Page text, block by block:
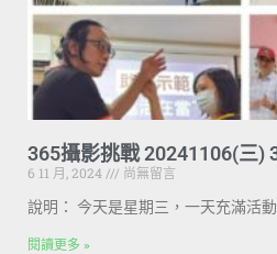
365攝影挑戰 20241106(三)
6 11 月, 2024
尚無留言
說明： 今天是星期三，一天充滿活
閱讀更多 »